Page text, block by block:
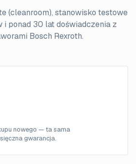
(cleanroom), stanowisko testowe
i ponad 30 lat doświadczenia z
Bosch Rexroth.
nowego — ta sama
gwarancja.